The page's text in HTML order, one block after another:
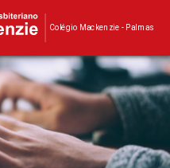
Colégio Mackenzie - Palmas